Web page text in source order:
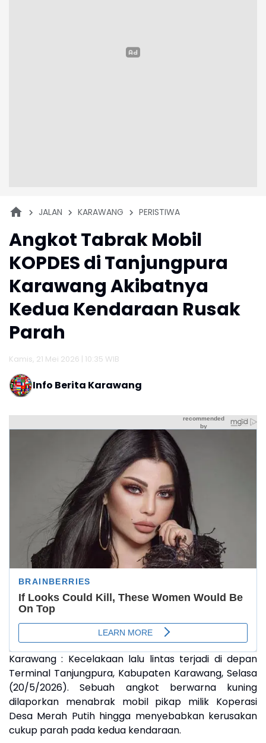
JALAN KARAWANG PERISTIWA
Angkot Tabrak Mobil
KOPDES di Tanjungpura
Karawang Akibatnya
Kedua Kendaraan Rusak
Parah
Kamis, 21 Mei 2026 | 10:35 WIB
Info Berita Karawang
Karawang : Kecelakaan lalu lintas terjadi di depan
Terminal Tanjungpura, Kabupaten Karawang, Selasa
(20/5/2026). Sebuah angkot berwarna kuning
dilaporkan menabrak mobil pikap milik Koperasi
Desa Merah Putih hingga menyebabkan kerusakan
cukup parah pada kedua kendaraan.